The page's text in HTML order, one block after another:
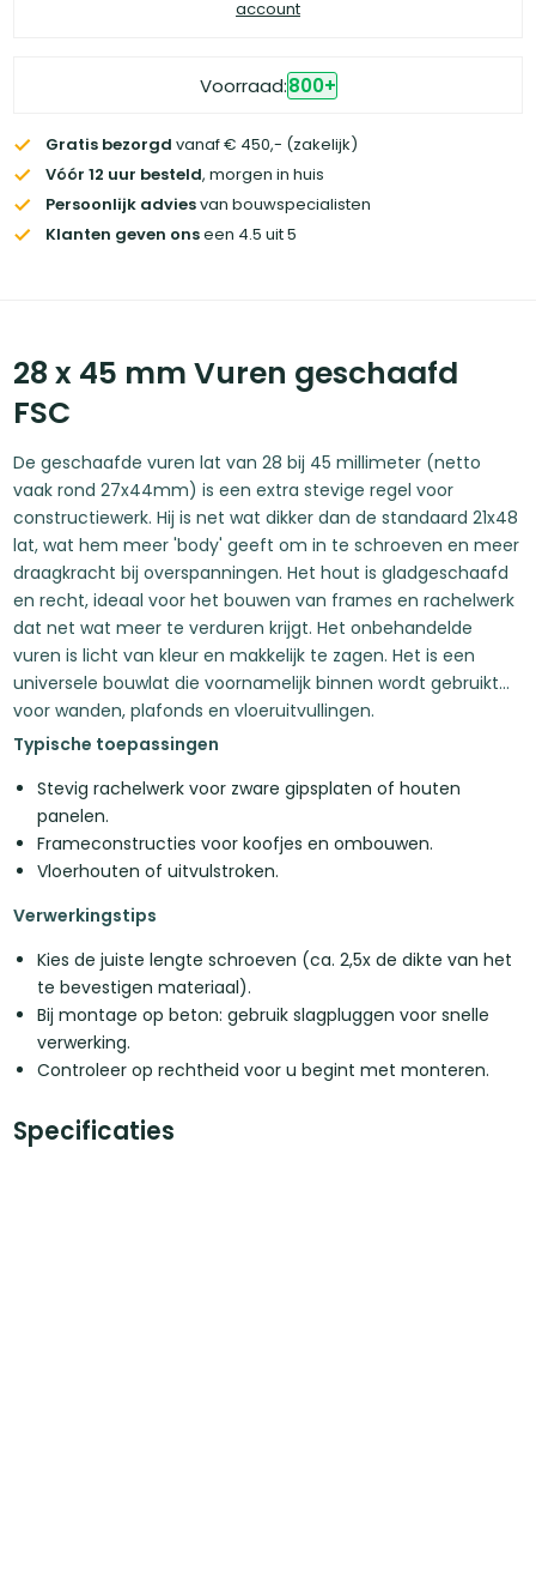
account
Voorraad:800+
Gratis bezorgd vanaf € 450,- (zakelijk)
Vóór 12 uur besteld, morgen in huis
Persoonlijk adviesvan bouwspecialisten
Klanten geven onseen 4.5 uit 5
28 x 45 mm Vuren geschaafd
FSC
De geschaafde vuren lat van 28 bij 45 millimeter (netto
vaak rond 27x44mm) is een extra stevige regel voor
constructiewerk. Hij is net wat dikker dan de standaard 21x48
lat, wat hem meer 'body' geeft om in te schroeven en meer
draagkracht bij overspanningen. Het hout is gladgeschaafd
en recht, ideaal voor het bouwen van frames en rachelwerk
dat net wat meer te verduren krijgt. Het onbehandelde
vuren is licht van kleur en makkelijk te zagen. Het is een
universele bouwlat die voornamelijk binnen wordt gebruikt
voor wanden, plafonds en vloeruitvullingen.
Typische toepassingen
Stevig rachelwerk voor zware gipsplaten of houten
panelen.
Frameconstructies voor koofjes en ombouwen.
Vloerhouten of uitvulstroken.
Verwerkingstips
Kies de juiste lengte schroeven (ca. 2,5x de dikte van het
te bevestigen materiaal).
Bij montage op beton: gebruik slagpluggen voor snelle
verwerking.
Controleer op rechtheid voor u begint met monteren.
Specificaties